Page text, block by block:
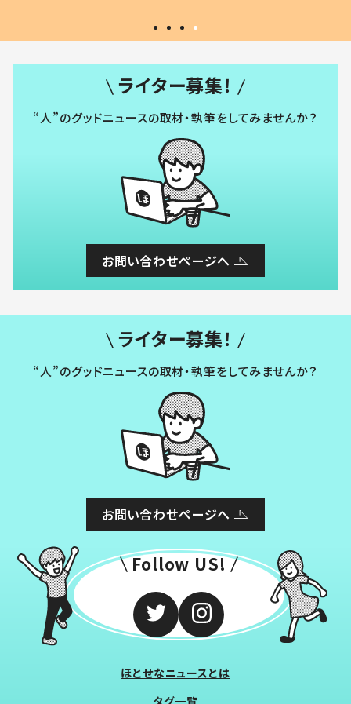
ライター募集！
“人”のグッドニュースの取材・執筆をしてみませんか？
お問い合わせページへ
ライター募集！
“人”のグッドニュースの取材・執筆をしてみませんか？
お問い合わせページへ
Follow US!
ほとせなニュースとは
タグ一覧